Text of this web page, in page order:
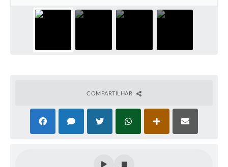
Telefones Úteis
COMPARTILHAR